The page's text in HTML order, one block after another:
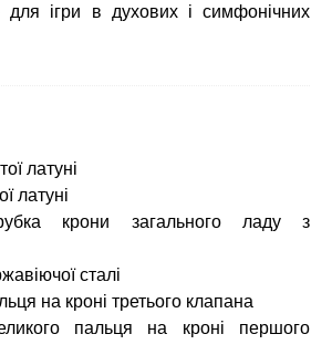
для ігри в духових і симфонічних
латуні
латуні
крони загального ладу з
сталі
на кроні третього клапана
пальця на кроні першого